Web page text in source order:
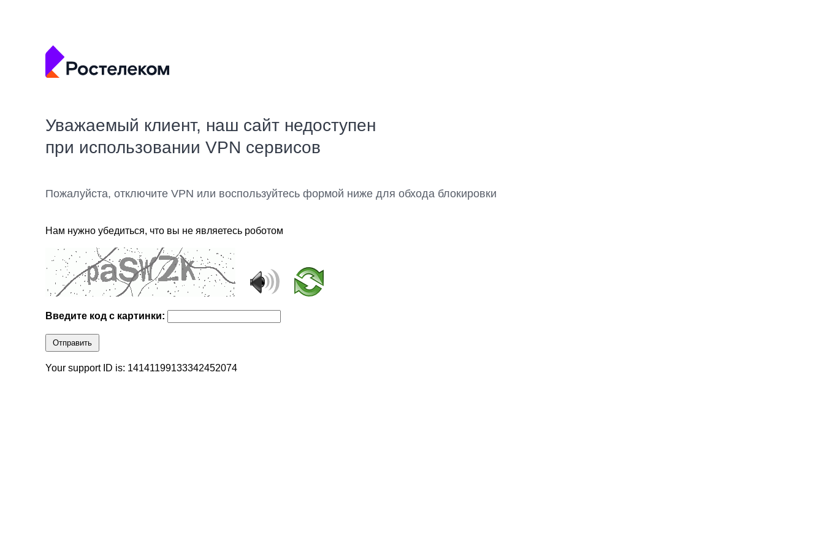
Уважаемый клиент, наш сайт недоступен
при использовании VPN сервисов
Пожалуйста, отключите VPN или воспользуйтесь формой ниже для обхода блокировки
Нам нужно убедиться, что вы не являетесь роботом
Введите код с картинки:
Отправить
Your support ID is: 14141199133342452074